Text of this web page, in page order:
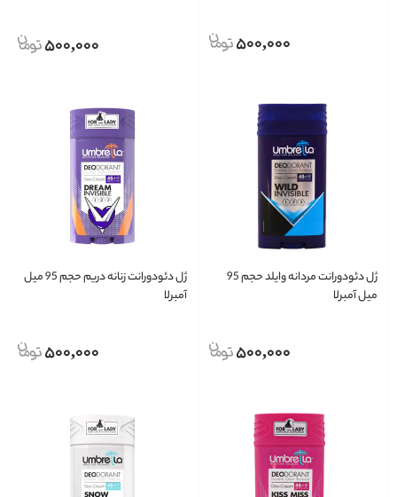
500,000
500,000
ژل دئودورانت مردانه وایلد حجم 95
میل آمبرلا
500,000
ژل دئودورانت زنانه دریم حجم 95 میل
آمبرلا
500,000